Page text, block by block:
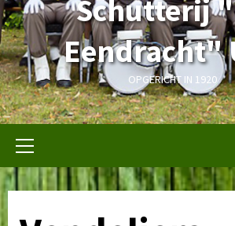
Schutterij
Eendracht"
OPGERICHT IN 1920
Primair